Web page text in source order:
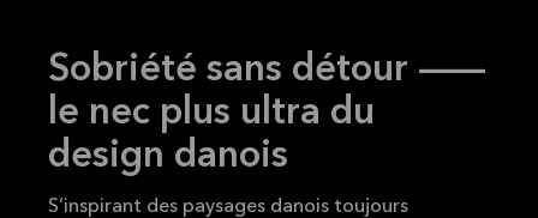
Sobriété sans détour —
le nec plus ultra du
design danois
S’inspirant des paysages danois toujours